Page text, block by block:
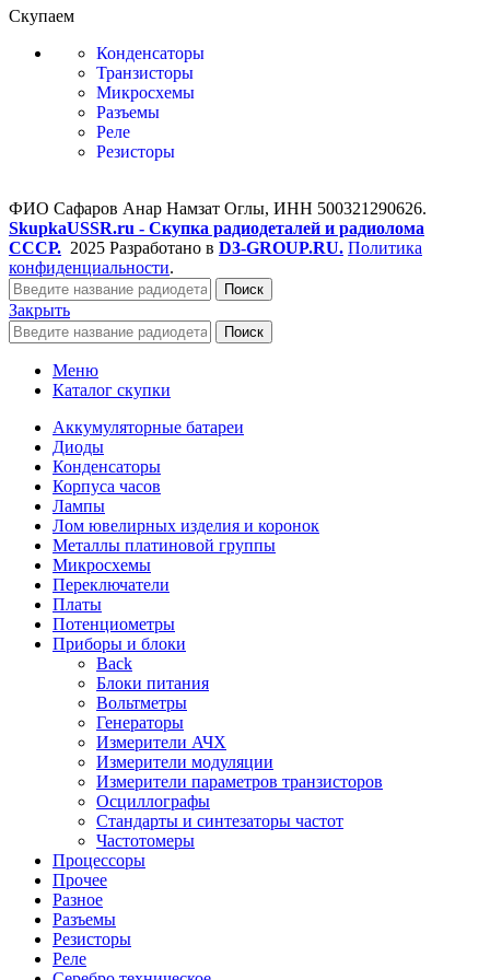
Скупаем
Конденсаторы
Транзисторы
Микросхемы
Разъемы
Реле
Резисторы
ФИО Сафаров Анар Намзат Оглы, ИНН 500321290626.
SkupkaUSSR.ru - Скупка радиодеталей и радиолома
СССР. 2025 Разработано в D3-GROUP.RU. Политика
конфиденциальности.
Поиск
Закрыть
Поиск
Меню
Каталог скупки
Аккумуляторные батареи
Диоды
Конденсаторы
Корпуса часов
Лампы
Лом ювелирных изделия и коронок
Металлы платиновой группы
Микросхемы
Переключатели
Платы
Потенциометры
Приборы и блоки
Back
Блоки питания
Вольтметры
Генераторы
Измерители АЧХ
Измерители модуляции
Измерители параметров транзисторов
Осциллографы
Стандарты и синтезаторы частот
Частотомеры
Процессоры
Прочее
Разное
Разъемы
Резисторы
Реле